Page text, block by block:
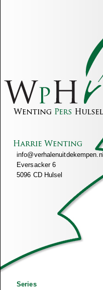
info@verhalenuitdekempen.nl
Eversacker 6
5096 CD Hulsel
Series